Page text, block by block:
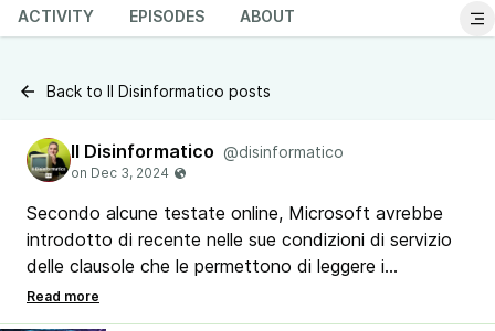
ACTIVITY EPISODES ABOUT
Back to Il Disinformatico posts
Il Disinformatico @disinformatico
Secondo alcune testate online, Microsoft avrebbe
introdotto di recente nelle sue condizioni di servizio
delle clausole che le permettono di leggere i
documenti scritti con Word dagli utenti per
addestrare i suoi prodotti di intelligenza artificiale.